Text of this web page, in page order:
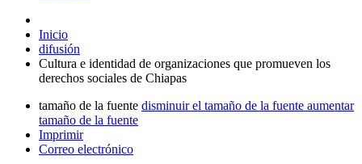
Inicio
difusión
Cultura e identidad de organizaciones que promueven los
derechos sociales de Chiapas
tamaño de la fuente disminuir el tamaño de la fuente aumentar
tamaño de la fuente
Imprimir
Correo electrónico